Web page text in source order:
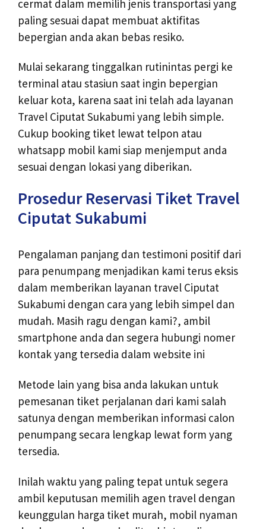
cermat dalam memilih jenis transportasi yang
paling sesuai dapat membuat aktifitas
bepergian anda akan bebas resiko.
Mulai sekarang tinggalkan rutinintas pergi ke
terminal atau stasiun saat ingin bepergian
keluar kota, karena saat ini telah ada layanan
Travel Ciputat Sukabumi yang lebih simple.
Cukup booking tiket lewat telpon atau
whatsapp mobil kami siap menjemput anda
sesuai dengan lokasi yang diberikan.
Prosedur Reservasi Tiket Travel
Ciputat Sukabumi
Pengalaman panjang dan testimoni positif dari
para penumpang menjadikan kami terus eksis
dalam memberikan layanan travel Ciputat
Sukabumi dengan cara yang lebih simpel dan
mudah. Masih ragu dengan kami?, ambil
smartphone anda dan segera hubungi nomer
kontak yang tersedia dalam website ini
Metode lain yang bisa anda lakukan untuk
pemesanan tiket perjalanan dari kami salah
satunya dengan memberikan informasi calon
penumpang secara lengkap lewat form yang
tersedia.
Inilah waktu yang paling tepat untuk segera
ambil keputusan memilih agen travel dengan
keunggulan harga tiket murah, mobil nyaman